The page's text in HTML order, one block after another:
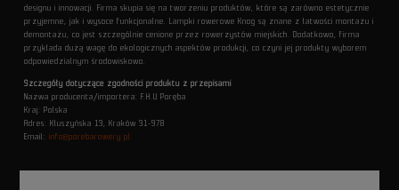
designu i innowacji. Firma skupia się na tworzeniu produktów, które są zarówno estetycznie
przyjemne, jak i wysoce funkcjonalne. Lampki rowerowe Knog są znane z łatwości montażu i
demontażu, co jest szczególnie cenione przez rowerzystów miejskich. Dodatkowo, firma
przykłada dużą wagę do ekologicznych aspektów produkcji, co czyni jej produkty wyborem
odpowiedzialnym środowiskowo.
Szczegóły dotyczące zgodności produktu z przepisami
Nazwa producenta/importera: F.H.U Poręba
Kraj: Polska
Adres: Kłuszyńska 13, Kraków 31-978
Email:info@porebarowery.pl